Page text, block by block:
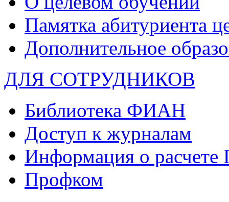
Памятка абитуриента
Дополнительное
ДЛЯ СОТРУДНИКОВ
Библиотека ФИАН
Доступ к журналам
Информация о
Профком